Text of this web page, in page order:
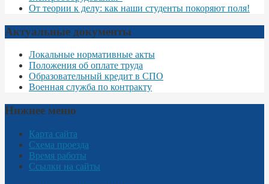
От теории к делу: как наши студенты покоряют поля!
Актуальные документы
Локальные нормативные акты
Положения об оплате труда
Образовательный кредит в СПО
Военная служба по контракту
Нижнее меню
Карта сайта
Схема проезда
Время работы
Ссылки на сайты